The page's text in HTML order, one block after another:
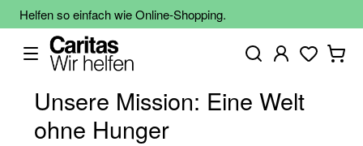
Helfen so einfach wie Online-Shopping.
Unsere Mission: Eine Welt
ohne Hunger